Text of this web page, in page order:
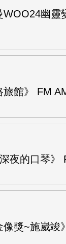
幽靈
旅館》 FM
夜的口琴》
像獎~施崴竣